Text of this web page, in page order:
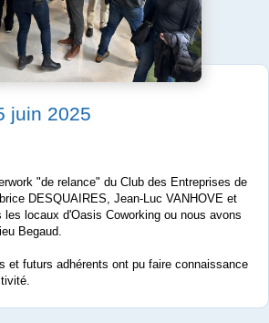
juin 2025
"de relance" du Club des Entreprises de
DESQUAIRES, Jean-Luc VANHOVE et
les locaux d'Oasis Coworking ou nous avons
Begaud.
et futurs adhérents ont pu faire connaissance